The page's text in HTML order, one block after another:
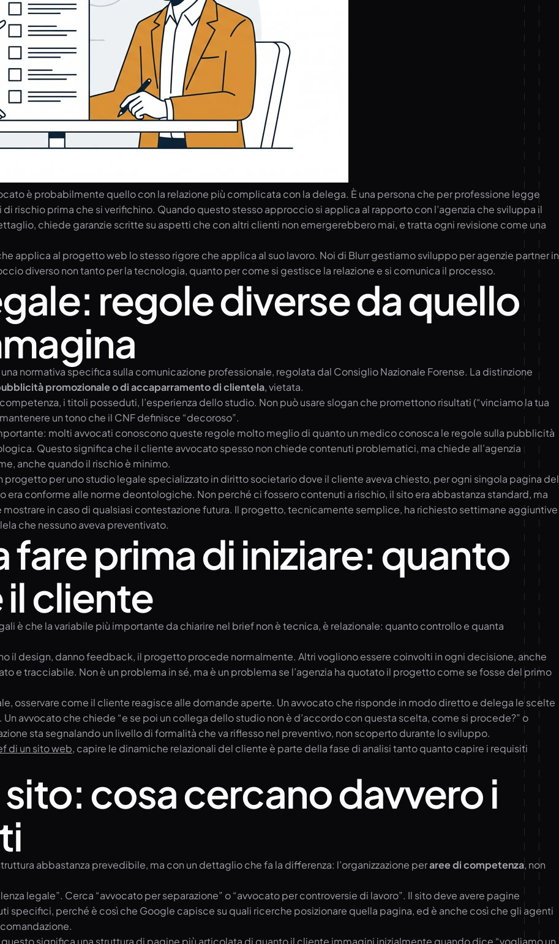
è probabilmente quello con la relazione più complicata con la delega. È una persona che per professione legge
rischio prima che si verifichino. Quando questo stesso approccio si applica al rapporto con l’agenzia che sviluppa il
chiede garanzie scritte su aspetti che con altri clienti non emergerebbero mai, e tratta ogni revisione come una
applica al progetto web lo stesso rigore che applica al suo lavoro. Noi di Blurr gestiamo sviluppo per agenzie partner in
diverso non tanto per la tecnologia, quanto per come si gestisce la relazione e si comunica il processo.
regole diverse da quello
normativa specifica sulla comunicazione professionale, regolata dal Consiglio Nazionale Forense. La distinzione
promozionale o di accaparramento di clientela, vietata.
i titoli posseduti, l’esperienza dello studio. Non può usare slogan che promettono risultati (“vinciamo la tua
un tono che il CNF definisce “decoroso”.
molti avvocati conoscono queste regole molto meglio di quanto un medico conosca le regole sulla pubblicità
Questo significa che il cliente avvocato spesso non chiede contenuti problematici, ma chiede all’agenzia
anche quando il rischio è minimo.
progetto per uno studio legale specializzato in diritto societario dove il cliente aveva chiesto, per ogni singola pagina del
conforme alle norme deontologiche. Non perché ci fossero contenuti a rischio, il sito era abbastanza standard, ma
in caso di qualsiasi contestazione futura. Il progetto, tecnicamente semplice, ha richiesto settimane aggiuntive
che nessuno aveva preventivato.
fare prima di iniziare: quanto
cliente
è che la variabile più importante da chiarire nel brief non è tecnica, è relazionale: quanto controllo e quanta
il design, danno feedback, il progetto procede normalmente. Altri vogliono essere coinvolti in ogni decisione, anche
e tracciabile. Non è un problema in sé, ma è un problema se l’agenzia ha quotato il progetto come se fosse del primo
osservare come il cliente reagisce alle domande aperte. Un avvocato che risponde in modo diretto e delega le scelte
avvocato che chiede “e se poi un collega dello studio non è d’accordo con questa scelta, come si procede?” o
sta segnalando un livello di formalità che va riflesso nel preventivo, non scoperto durante lo sviluppo.
di un sito web, capire le dinamiche relazionali del cliente è parte della fase di analisi tanto quanto capire i requisiti
cosa cercano davvero i
abbastanza prevedibile, ma con un dettaglio che fa la differenza: l’organizzazione peraree di competenza, non
legale”. Cerca “avvocato per separazione” o “avvocato per controversie di lavoro”. Il sito deve avere pagine
specifici, perché è così che Google capisce su quali ricerche posizionare quella pagina, ed è anche così che gli agenti
significa una struttura di pagine più articolata di quanto il cliente immagini inizialmente quando dice “vogliamo un